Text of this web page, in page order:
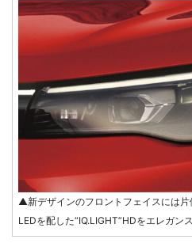
▲新デザインのフロントフェイスには
LEDを配した“IQ.LIGHT”HDをエレガン